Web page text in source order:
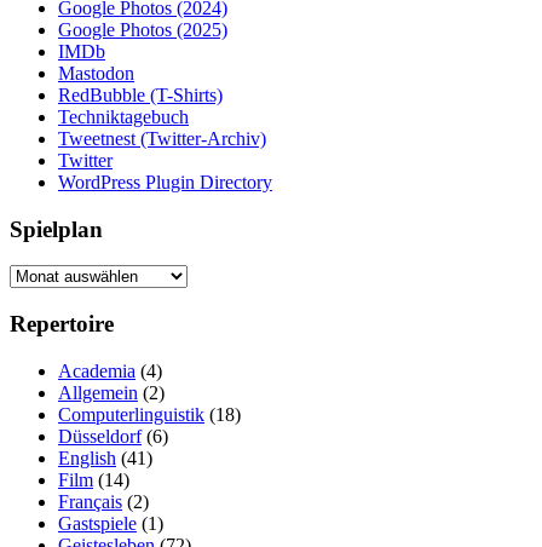
Google Photos (2024)
Google Photos (2025)
IMDb
Mastodon
RedBubble (T-Shirts)
Techniktagebuch
Tweetnest (Twitter-Archiv)
Twitter
WordPress Plugin Directory
Spielplan
Spielplan
Repertoire
Academia (4)
Allgemein (2)
Computerlinguistik (18)
Düsseldorf(6)
English (41)
Film (14)
Français (2)
Gastspiele (1)